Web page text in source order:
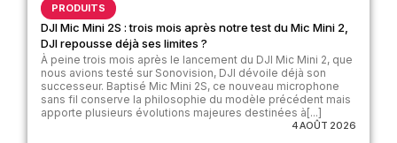
PRODUITS
DJI Mic Mini 2S : trois mois après notre test du Mic Mini 2,
DJI repousse déjà ses limites ?
À peine trois mois après le lancement du DJI Mic Mini 2, que
nous avions testé sur Sonovision, DJI dévoile déjà son
successeur. Baptisé Mic Mini 2S, ce nouveau microphone
sans fil conserve la philosophie du modèle précédent mais
apporte plusieurs évolutions majeures destinées à[...]
4 AOÛT 2026